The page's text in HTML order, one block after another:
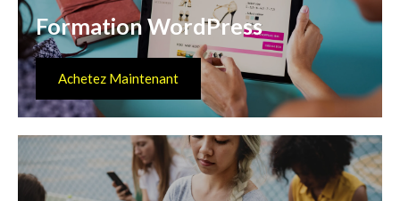
Formation WordPress
Achetez Maintenant